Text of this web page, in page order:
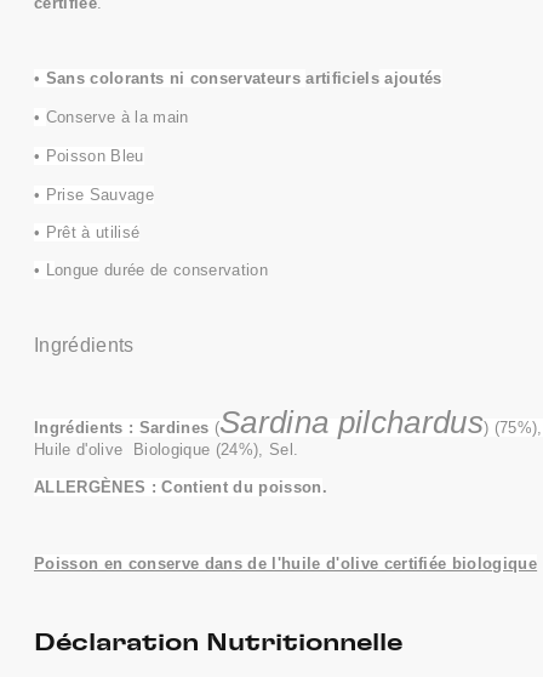
• Sans colorants ni conservateursartificielsajoutés
• Conserve à la main
• Poisson Bleu
• Prise Sauvage
• Prêt à utilisé
• Longue durée de conservation
Ingrédients
Ingrédients : Sardines (Sardina pilchardus) (75%),
Huile d'olive Biologique (24%), Sel.
ALLERGÈNES : Contient du poisson .
Poisson en conserve dans de l'huile d'olive certifiée biologique
Déclaration Nutritionnelle